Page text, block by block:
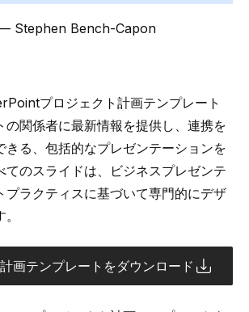
Stephen Bench-Capon
プロジェクト計画テンプレート
の関係者に最新情報を提供し、連携を
きる、包括的なプレゼンテーションを
てのスライドは、ビジネスプレゼンテ
プラクティスに基づいて専門的にデザ
画テンプレートをダウンロード